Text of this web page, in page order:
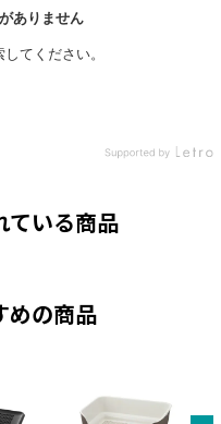
ている商品
めの商品